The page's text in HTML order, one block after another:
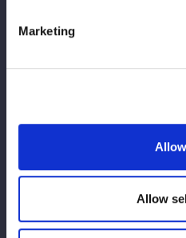
Marketing
Allow
が、舞華がカット。ＡＺＭがボ
３カウントをゲットしてみせた。
鈴季「おいおい、佐々木貴に気
たから、今日くらいは大会の告知
佐々木貴がリングへ上がる。
鈴季「あらためまして４月20日
こ。開場16時30分、開始17時で
貴「見れちゃいまーす！ 急に来